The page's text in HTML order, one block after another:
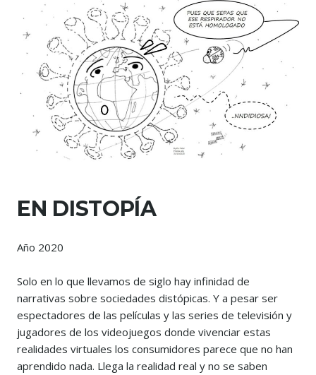
EN DISTOPÍA
Año 2020
Solo en lo que llevamos de siglo hay infinidad de
narrativas sobre sociedades distópicas. Y a pesar ser
espectadores de las películas y las series de televisión y
jugadores de los videojuegos donde vivenciar estas
realidades virtuales los consumidores parece que no han
aprendido nada. Llega la realidad real y no se saben